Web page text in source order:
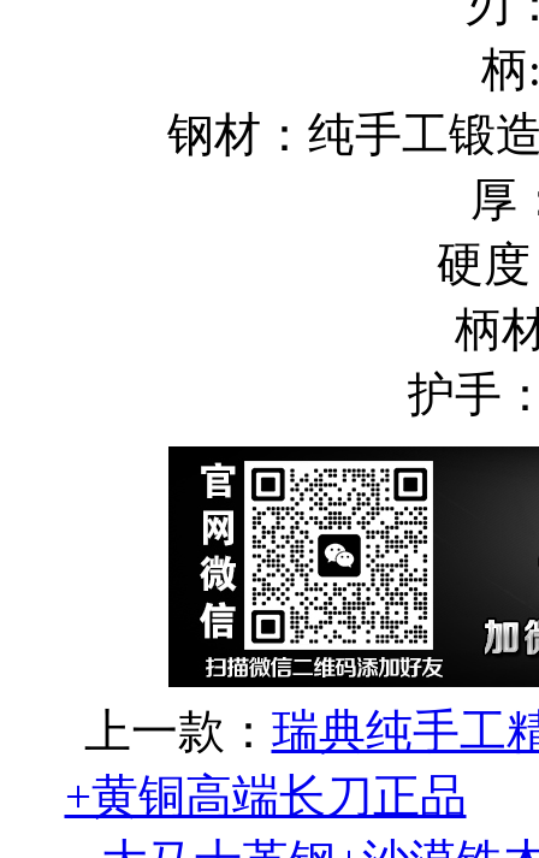
柄
钢材：纯手工锻
厚
硬
柄
护手
上一款： 瑞典纯手工
+黄铜高端长刀正品